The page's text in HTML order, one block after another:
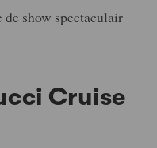
de show spectaculair
Cruise